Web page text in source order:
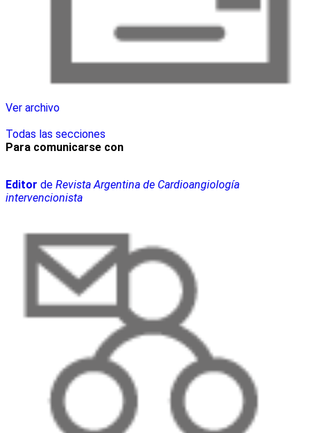
Ver archivo
Todas las secciones
Para comunicarse con
Editor de Revista Argentina de Cardioangiología
intervencionista